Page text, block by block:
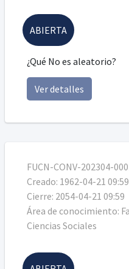
¿Qué No es aleatorio?
Ver detalles
ABIERTA
FUCN-CONV-202304-
Creado: 1962-04-21 09:59
Cierre: 2054-04-21 09:59
Área de conocimiento:
Ciencias Sociales